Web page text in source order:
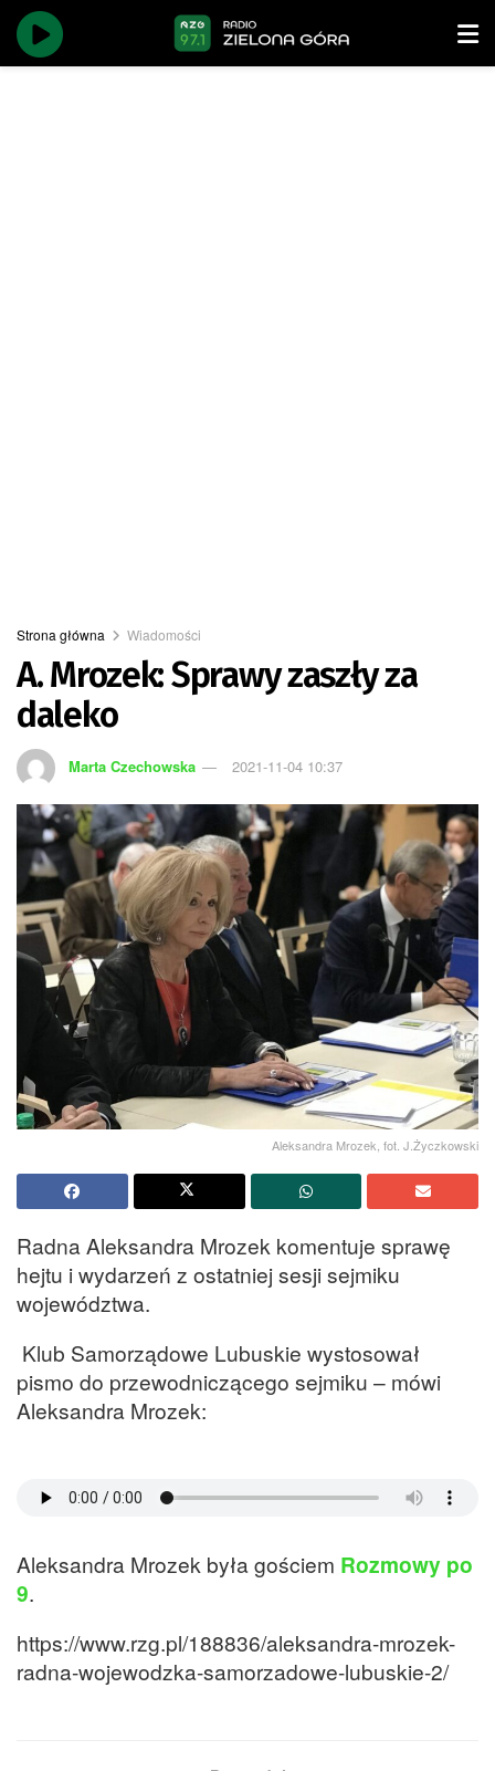
Strona główna Wiadomości
A. Mrozek: Sprawy zaszły za
daleko
Marta Czechowska 2021-11-04 10:37
Aleksandra Mrozek, fot. J.Życzkowski
Radna Aleksandra Mrozek komentuje sprawę
hejtu i wydarzeń z ostatniej sesji sejmiku
województwa.
Klub Samorządowe Lubuskie wystosował
pismo do przewodniczącego sejmiku – mówi
Aleksandra Mrozek:
Aleksandra Mrozek była gościem Rozmowy po
9.
https://www.rzg.pl/188836/aleksandra-mrozek-
radna-wojewodzka-samorzadowe-lubuskie-2/